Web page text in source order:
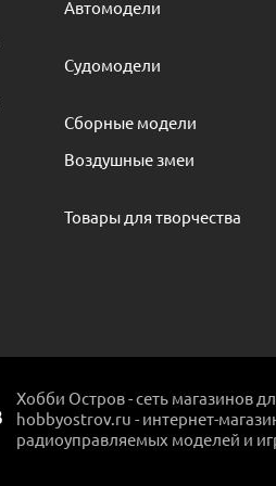
Автомодели
Судомодели
Сборные модели
Воздушные змеи
Товары для творчества
Хобби Остров - сеть магазинов
hobbyostrov.ru - интернет-
радиоуправляемых моделей и